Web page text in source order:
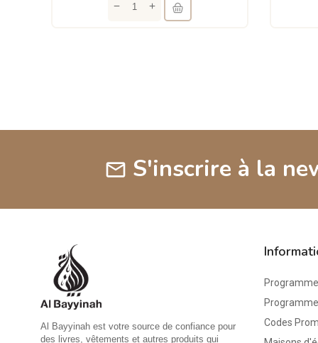
mail S'inscrire à la
Al Bayyinah est votre source de confiance pour
des livres, vêtements et autres produits qui
Codes